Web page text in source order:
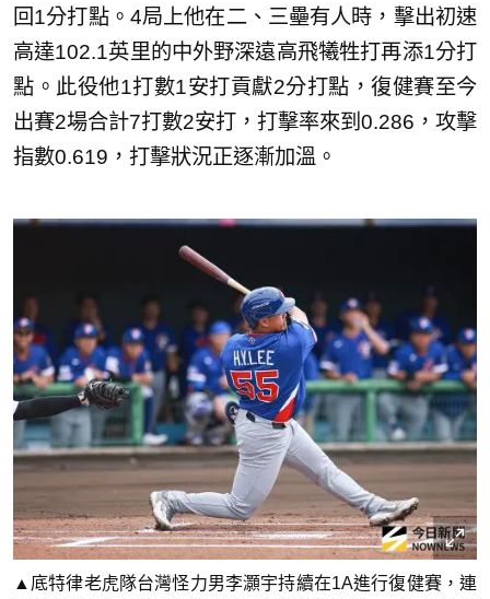
回1分打點。4局上他在二、三壘有人時，擊出初速
高達102.1英里的中外野深遠高飛犧牲打再添1分打
點。此役他1打數1安打貢獻2分打點，復健賽至今
出賽2場合計7打數2安打，打擊率來到0.286，攻擊
指數0.619，打擊狀況正逐漸加溫。
▲底特律老虎隊台灣怪力男李灝宇持續在1A進行復健賽，連